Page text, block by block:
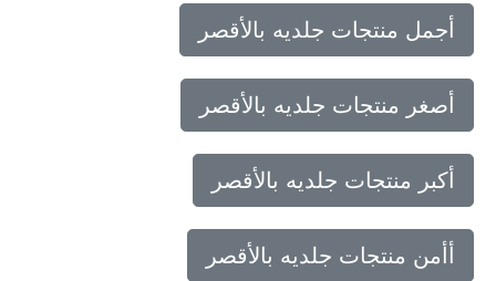
أجمل منتجات جلديه بالأقصر
أصغر منتجات جلديه بالأقصر
أكبر منتجات جلديه بالأقصر
أأمن منتجات جلديه بالأقصر